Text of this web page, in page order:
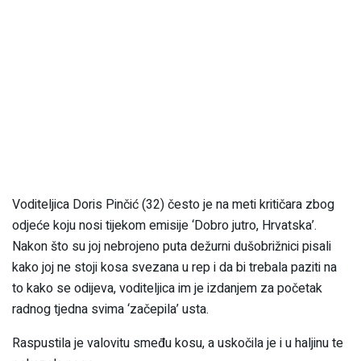
Voditeljica Doris Pinčić (32) često je na meti kritičara zbog
odjeće koju nosi tijekom emisije ‘Dobro jutro, Hrvatska’.
Nakon što su joj nebrojeno puta dežurni dušobrižnici pisali
kako joj ne stoji kosa svezana u rep i da bi trebala paziti na
to kako se odijeva, voditeljica im je izdanjem za početak
radnog tjedna svima ‘začepila’ usta.
Raspustila je valovitu smeđu kosu, a uskočila je i u haljinu te